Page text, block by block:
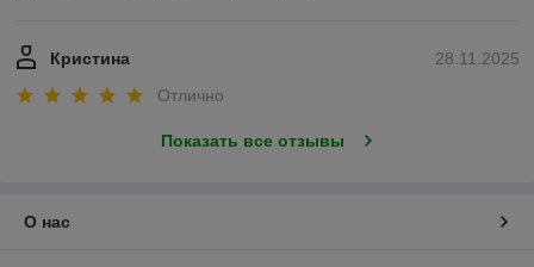
28.11.2025
Кристина
Отлично
Показать все отзывы
О нас